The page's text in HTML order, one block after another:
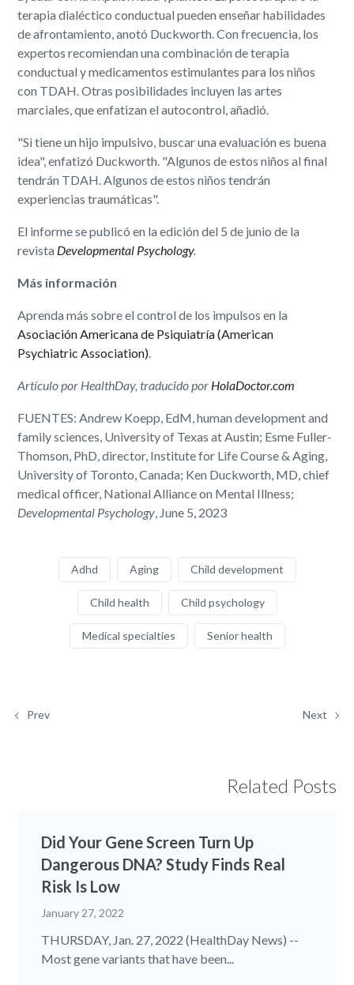
terapia dialéctico conductual pueden enseñar habilidades
de afrontamiento, anotó Duckworth. Con frecuencia, los
expertos recomiendan una combinación de terapia
conductual y medicamentos estimulantes para los niños
con TDAH. Otras posibilidades incluyen las artes
marciales, que enfatizan el autocontrol, añadió.
"Si tiene un hijo impulsivo, buscar una evaluación es buena
idea", enfatizó Duckworth. "Algunos de estos niños al final
tendrán TDAH. Algunos de estos niños tendrán
experiencias traumáticas".
El informe se publicó en la edición del 5 de junio de la
revista Developmental Psychology.
Más información
Aprenda más sobre el control de los impulsos en la
Asociación Americana de Psiquiatría (American
Psychiatric Association).
Artículo por HealthDay, traducido por HolaDoctor.com
FUENTES: Andrew Koepp, EdM, human development and
family sciences, University of Texas at Austin; Esme Fuller-
Thomson, PhD, director, Institute for Life Course & Aging,
University of Toronto, Canada; Ken Duckworth, MD, chief
medical officer, National Alliance on Mental Illness;
Developmental Psychology, June 5, 2023
Adhd Aging Child development
Child health Child psychology
Medical specialties Senior health
Prev Next
Related Posts
Did Your Gene Screen Turn Up
Dangerous DNA? Study Finds Real
Risk Is Low
January 27, 2022
THURSDAY, Jan. 27, 2022 (HealthDay News) --
Most gene variants that have been...